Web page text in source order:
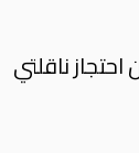
ناقلتي